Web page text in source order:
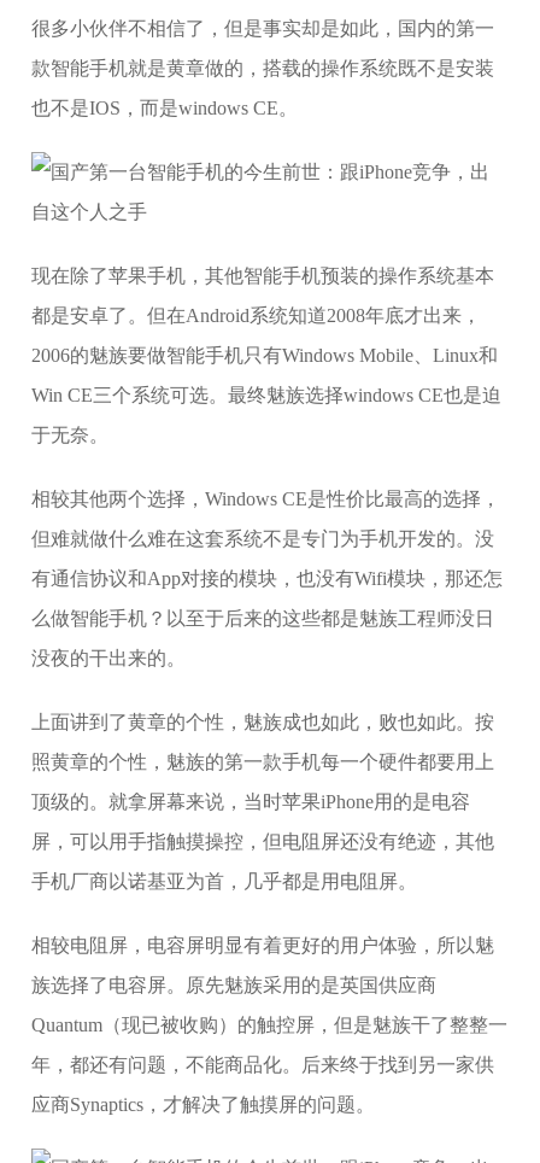
很多小伙伴不相信了，但是事实却是如此，国内的第一
款智能手机就是黄章做的，搭载的操作系统既不是安装
也不是IOS，而是windows CE。
现在除了苹果手机，其他智能手机预装的操作系统基本
都是安卓了。但在Android系统知道2008年底才出来，
2006的魅族要做智能手机只有Windows Mobile、Linux和
Win CE三个系统可选。最终魅族选择windows CE也是迫
于无奈。
相较其他两个选择，Windows CE是性价比最高的选择，
但难就做什么难在这套系统不是专门为手机开发的。没
有通信协议和App对接的模块，也没有Wifi模块，那还怎
么做智能手机？以至于后来的这些都是魅族工程师没日
没夜的干出来的。
上面讲到了黄章的个性，魅族成也如此，败也如此。按
照黄章的个性，魅族的第一款手机每一个硬件都要用上
顶级的。就拿屏幕来说，当时苹果iPhone用的是电容
屏，可以用手指触摸操控，但电阻屏还没有绝迹，其他
手机厂商以诺基亚为首，几乎都是用电阻屏。
相较电阻屏，电容屏明显有着更好的用户体验，所以魅
族选择了电容屏。原先魅族采用的是英国供应商
Quantum（现已被收购）的触控屏，但是魅族干了整整一
年，都还有问题，不能商品化。后来终于找到另一家供
应商Synaptics，才解决了触摸屏的问题。